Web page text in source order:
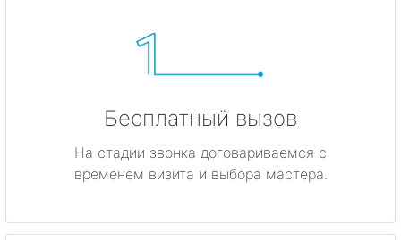
Бесплатный вызов
На стадии звонка договариваемся с
временем визита и выбора мастера.